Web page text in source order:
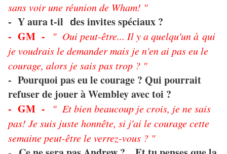
sans voir une réunion de Wham! "
- Y aura t-il des invites spéciaux ?
- GM -
" Oui peut-être... Il y a quelqu'un à qui
je voudrais le demander mais je n'en ai pas eu le
courage, alors je sais pas trop ? "
- Pourquoi pas eu le courage ? Qui pourrait
refuser de jouer à Wembley avec toi ?
- GM -
" Et bien beaucoup je crois, je ne sais
pas! Je suis juste honnête, si j'ai le courage cette
semaine peut-être le verrez-vous ? "